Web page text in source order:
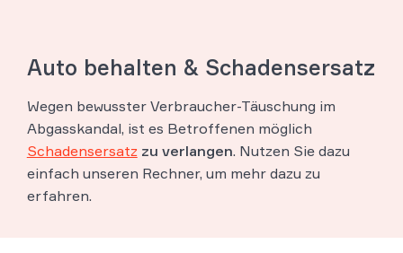
Auto behalten & Schadensersatz
Wegen bewusster Verbraucher-Täuschung im
Abgasskandal, ist es Betroffenen möglich
Schadensersatzzu verlangen. Nutzen Sie dazu
einfach unseren Rechner, um mehr dazu zu
erfahren.